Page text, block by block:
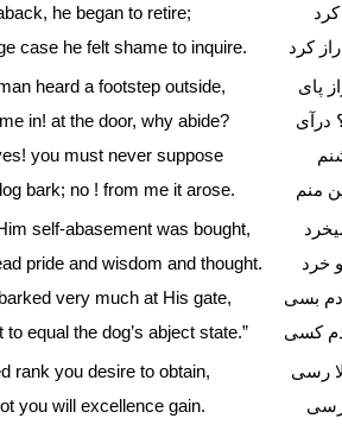
he began to retire;
case he felt shame to inquire.
کرد
heard a footstep outside,
in! at the door, why abide?
you must never suppose
bark; no ! from me it arose.
پای
درآی
منم
self-abasement was bought,
pride and wisdom and thought.
very much at His gate,
to equal the dog’s abject state.”
خرد
بسی
کسی
rank you desire to obtain,
you will excellence gain.
رسی
رسی